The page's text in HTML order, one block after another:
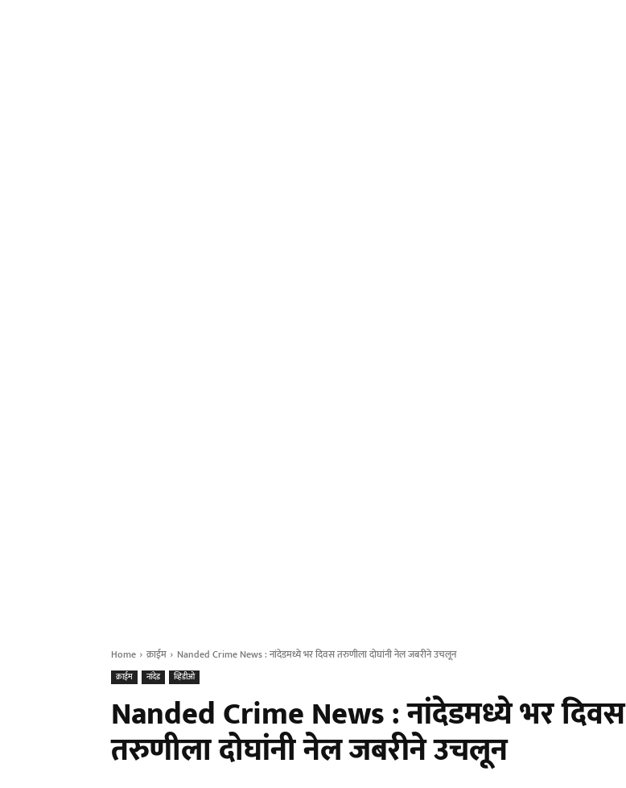
Home क्राईम Nanded Crime News : नांदेडमध्ये भर दिवस तरुणीला दोघांनी नेल जबरीने उचलून
क्राईम नांदेड व्हिडीओ
Nanded Crime News : नांदेडमध्ये भर दिवस
तरुणीला दोघांनी नेल जबरीने उचलून